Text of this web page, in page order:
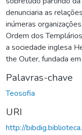
denunciaria as
inúmeras
Ordem dos
a sociedade inglesa
the Outer, fundada
Palavras-chave
Teosofia
URI
http://